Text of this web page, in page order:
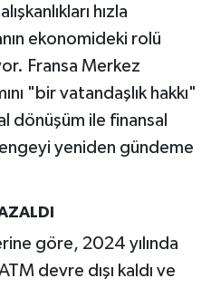
hızla
ekonomideki rolü
Fransa Merkez
"bir vatandaşlık hakkı"
dönüşüm ile finansal
yeniden gündeme
göre, 2024 yılında
devre dışı kaldı ve